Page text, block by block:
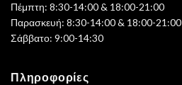
Πέμπτη: 8:30-14:00 & 18:00-21:00
Παρασκευή: 8:30-14:00 & 18:00-21:00
Σάββατο: 9:00-14:30
Πληροφορίες